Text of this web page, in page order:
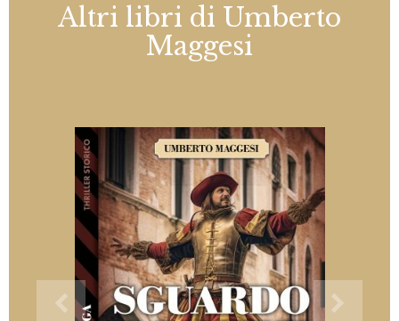
Altri libri di Umberto
Maggesi